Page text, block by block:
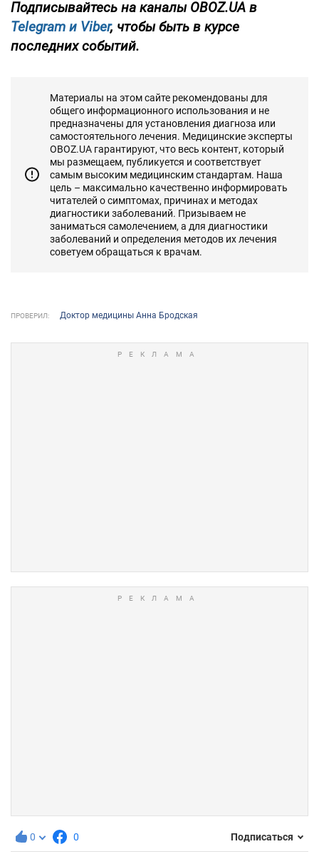
Подписывайтесь на каналы OBOZ.UA в
Telegram и Viber, чтобы быть в курсе
последних событий.
Материалы на этом сайте рекомендованы для
общего информационного использования и не
предназначены для установления диагноза или
самостоятельного лечения. Медицинские эксперты
OBOZ.UA гарантируют, что весь контент, который
мы размещаем, публикуется и соответствует
самым высоким медицинским стандартам. Наша
цель – максимально качественно информировать
читателей о симптомах, причинах и методах
диагностики заболеваний. Призываем не
заниматься самолечением, а для диагностики
заболеваний и определения методов их лечения
советуем обращаться к врачам.
ПРОВЕРИЛ: Доктор медицины Анна Бродская
0 0 Подписаться